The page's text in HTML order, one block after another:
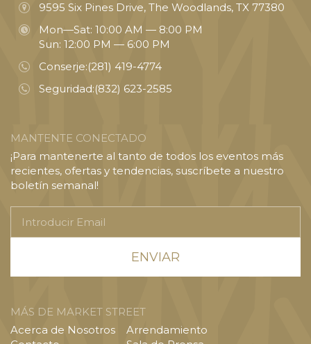
9595 Six Pines Drive, The Woodlands, TX 77380
Mon—Sat: 10:00 AM — 8:00 PM
Sun: 12:00 PM — 6:00 PM
Conserje:(281) 419-4774
Seguridad:(832) 623-2585
MANTENTE CONECTADO
¡Para mantenerte al tanto de todos los eventos más
recientes, ofertas y tendencias, suscríbete a nuestro
boletín semanal!
Email
MÁS DE MARKET STREET
Acerca de Nosotros
Arrendamiento